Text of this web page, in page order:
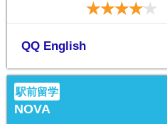
QQ English
駅前留学
NOVA